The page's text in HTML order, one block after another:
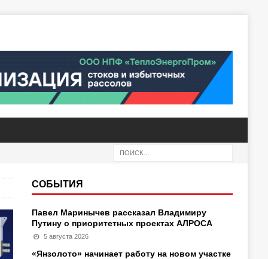
СОБЫТИЯ
Павел Маринычев рассказал Владимиру
Путину о приоритетных проектах АЛРОСА
5 августа 2026
«Янзолото» начинает работу на новом участке